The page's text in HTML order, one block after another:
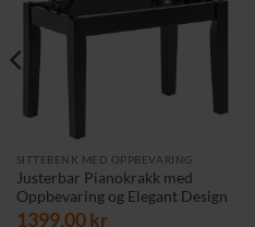
SITTEBENK MED OPPBEVARING
Justerbar Pianokrakk med
Oppbevaring og Elegant Design
1399,00kr